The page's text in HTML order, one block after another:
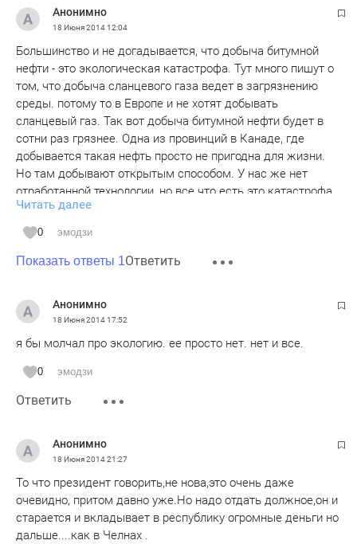
Анонимно
18 Июня 201412:04
Большинство и не догадывается, что добыча битумной
нефти - это экологическая катастрофа. Тут много пишут о
том, что добыча сланцевого газа ведет в загрязнению
среды. потому то в Европе и не хотят добывать
сланцевый газ. Так вот добыча битумной нефти будет в
сотни раз грязнее. Одна из провинций в Канаде, где
добывается такая нефть просто не пригодна для жизни.
Но там добывают открытым способом. У нас же нет
отработанной технологии, но все что есть это катастрофа
для окружающей среды, а значит и для жителей
республики. Хотим ли мы поддерживая нефтяной бизнес,
погубить среду обитания?
Читать далее
0 эмодзи
Показать ответы 1Ответить
Анонимно
18 Июня 201417:52
я бы молчал про экологию. ее просто нет. нет и все.
0 эмодзи
Ответить
Анонимно
18 Июня 201421:27
То что президент говорить,не нова,это очень даже
очевидно, притом давно уже.Но надо отдать должное,он и
старается и вкладывает в республику огромные деньги но
дальше....как в Челнах .